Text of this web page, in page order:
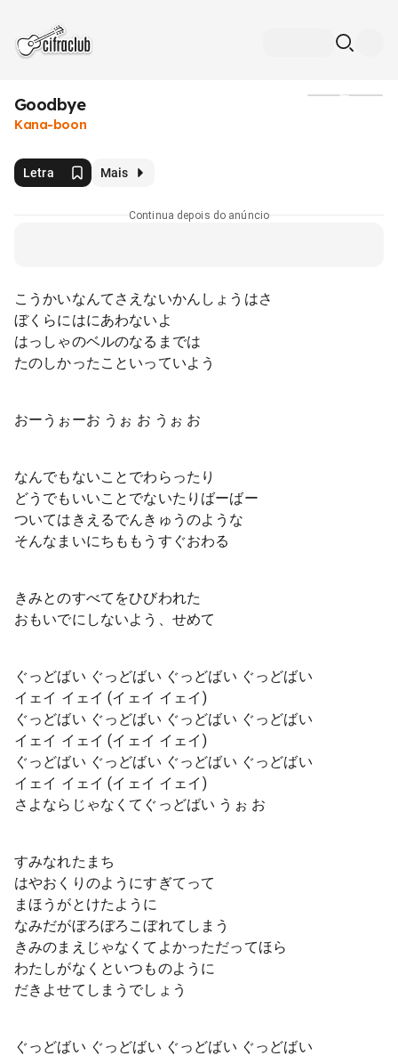
Goodbye
Kana-boon
Letra Mais
Continua depois do anúncio
こうかいなんてさえないかんしょうはさ
ぼくらにはにあわないよ
はっしゃのベルのなるまでは
たのしかったこといっていよう
おーうぉーお うぉ お うぉ お
なんでもないことでわらったり
どうでもいいことでないたりばーばー
ついてはきえるでんきゅうのような
そんなまいにちももうすぐおわる
きみとのすべてをひびわれた
おもいでにしないよう、せめて
ぐっどばい ぐっどばい ぐっどばい ぐっどばい
イェイ イェイ (イェイ イェイ)
ぐっどばい ぐっどばい ぐっどばい ぐっどばい
イェイ イェイ (イェイ イェイ)
ぐっどばい ぐっどばい ぐっどばい ぐっどばい
イェイ イェイ (イェイ イェイ)
さよならじゃなくてぐっどばい うぉ お
すみなれたまち
はやおくりのようにすぎてって
まほうがとけたように
なみだがぼろぼろこぼれてしまう
きみのまえじゃなくてよかっただってほら
わたしがなくといつものように
だきよせてしまうでしょう
ぐっどばい ぐっどばい ぐっどばい ぐっどばい